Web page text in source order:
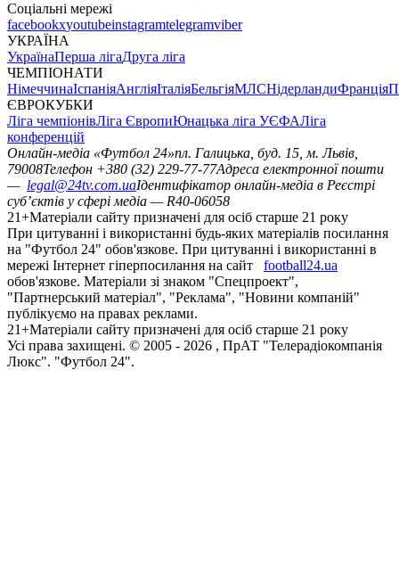
Соціальні мережі
facebookxyoutubeinstagramtelegramviber
УКРАЇНА
УкраїнаПерша лігаДруга ліга
ЧЕМПІОНАТИ
НімеччинаІспаніяАнгліяІталіяБельгіяМЛСНідерландиФранція
ЄВРОКУБКИ
Ліга чемпіонівЛіга ЄвропиЮнацька ліга УЄФАЛіга
конференцій
Онлайн-медіа «Футбол 24»пл. Галицька, буд. 15, м. Львів,
79008Телефон +380 (32) 229-77-77Адреса електронної пошти
— legal@24tv.com.uaІдентифікатор онлайн-медіа в Реєстрі
суб’єктів у сфері медіа — R40-06058
21+Матеріали сайту призначені для осіб старше 21 року
При цитуванні і використанні будь-яких матеріалів посилання
на "Футбол 24" обов'язкове. При цитуванні і використанні в
мережі Інтернет гіперпосилання на сайт
football24.ua
обов'язкове. Матеріали зі знаком "Спецпроект",
"Партнерський матеріал", "Реклама", "Новини компаній"
публікуємо на правах реклами.
21+Матеріали сайту призначені для осіб старше 21 року
Усi права захищенi. © 2005 - 2026 , ПрАТ "Телерадіокомпанія
Люкс". "Футбол 24".